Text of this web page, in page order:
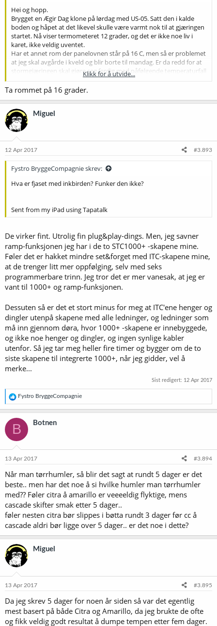
Hei og hopp.
Brygget en Ægir Dag klone på lørdag med US-05. Satt den i kalde
boden og håpet at det likevel skulle være varmt nok til at gjæringen
startet. Nå viser termometeret 12 grader, og det er ikke noe liv i
karet, ikke veldig uventet.
Har et annet rom der panelovnen står på 16 C, men så er problemet
at jeg skal avgårde i kveld og blir borte til mandag. Er da redd for at
stormgjæringen skal gjøre seg ferdig med påfølgende temperaturfall
etter det igjen hvis jeg setter den inn på 16C.
Bør jeg la den stå så kaldt frem til mandag og håpe at gjæringen ikke
starter, for så å kunne kontrollere det (bedre) derfra?
Klikk for å utvide...
Ta rommet på 16 grader.
Miguel
12 Apr 2017 #3.893
Fystro BryggeCompagnie skrev:
Hva er fjaset med inkbirden? Funker den ikke?
Sent from my iPad using Tapatalk
De virker fint. Utrolig fin plug&play-dings. Men, jeg savner
ramp-funksjonen jeg har i de to STC1000+ -skapene mine.
Føler det er hakket mindre set&forget med ITC-skapene mine,
at de trenger litt mer oppfølging, selv med seks
programmerbare trinn. Jeg tror det er mer vanesak, at jeg er
vant til 1000+ og ramp-funksjonen.
Dessuten så er det et stort minus for meg at ITC'ene henger og
dingler utenpå skapene med alle ledninger, og ledninger som
må inn gjennom døra, hvor 1000+ -skapene er innebyggede,
og ikke noe henger og dingler, og ingen synlige kabler
utenfor. Så jeg tar meg heller fire timer og bygger om de to
siste skapene til integrerte 1000+, når jeg gidder, vel å
merke...
Sist redigert: 12 Apr 2017
R
e
a
k
s
j
o
e
Fystro BryggeCompagnie
B Botnen
13 Apr 2017 #3.894
Når man tørrhumler, så blir det sagt at rundt 5 dager er det
beste.. men har det noe å si hvilke humler man tørrhumler
med?? Føler citra å amarillo er veeeeldig flyktige, mens
cascade skifter smak etter 5 dager..
føler nesten citra bør slippes i bøtta rundt 3 dager før cc å
cascade aldri bør ligge over 5 dager.. er det noe i dette?
Miguel
13 Apr 2017 #3.895
Da jeg skrev 5 dager for noen år siden så var det egentlig
mest basert på både Citra og Amarillo, da jeg brukte de ofte
og fikk veldig godt resultat å dumpe tempen etter fem dager.